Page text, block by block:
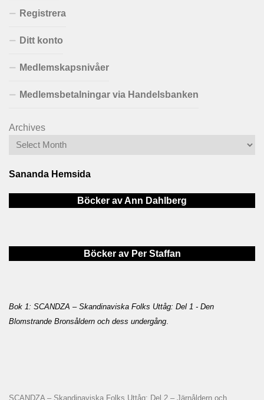
Registrera
Ditt konto
Medlemskapsnivåer
Medlemsbetalningar via Handelsbanken
Archives
Sananda Hemsida
Böcker av Ann Dahlberg
Böcker av Per Staffan
Bok 1: SCANDZA – Skandinaviska Folks Uttåg: Del 1 - Den
Blomstrande Bronsåldern och dess undergång
SCANDZA – Skandinaviska Folks Uttåg: Del 2 – Järnåldern och